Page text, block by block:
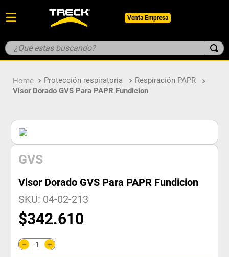
Venta Empresa
¿Qué estas buscando?
Protección respiratoria
Respiración PAPR
Visor Dorado GVS Para PAPR Fundicion
GVS
Visor Dorado GVS Para PAPR Fundicion
SKU: 04-02-213
$342.610
＋
－
1. botin